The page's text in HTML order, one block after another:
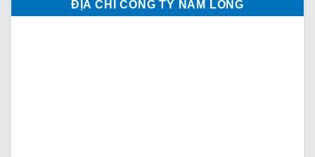
ĐỊA CHỈ CÔNG TY NAM LONG